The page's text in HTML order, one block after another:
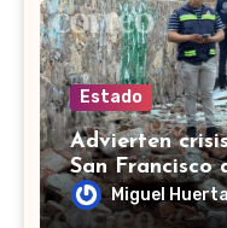
Estado
Advierten
San Francisco
Miguel